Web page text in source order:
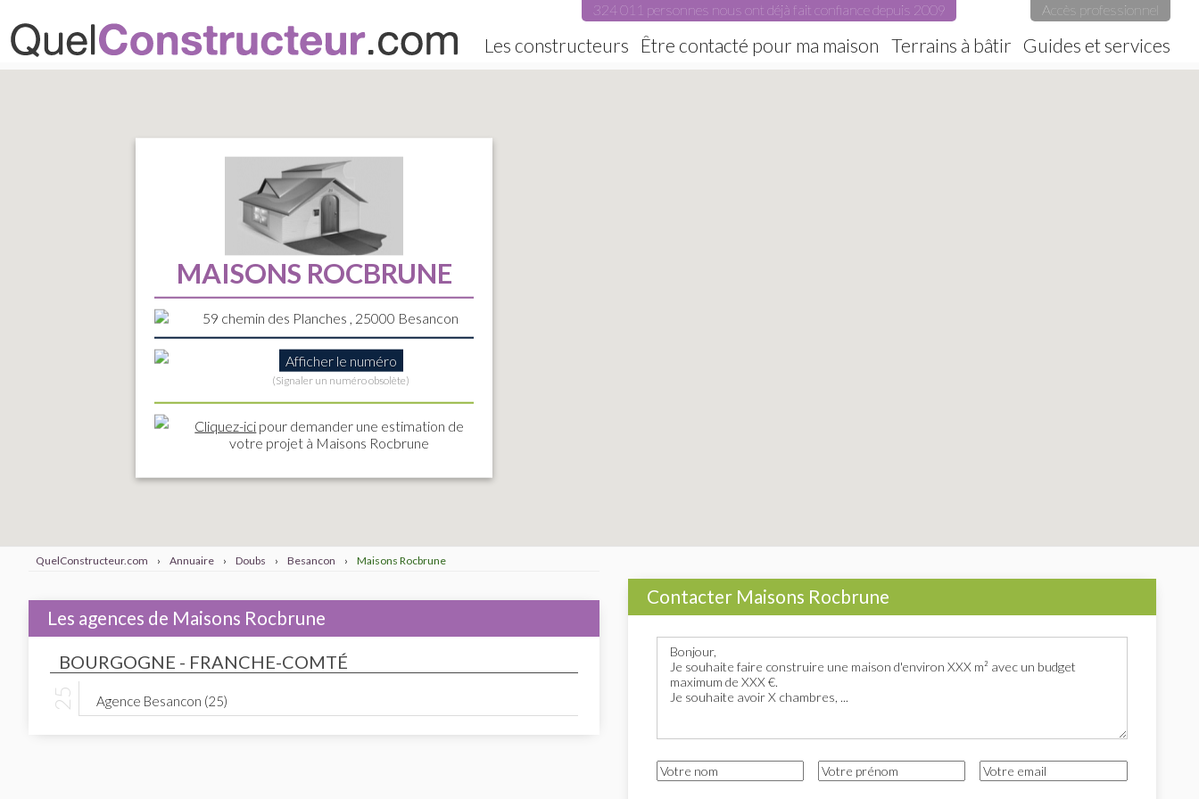
324 011 personnes nous ont déjà fait confiance depuis 2009 Accès professionnel
Les constructeurs Être contacté pour ma maison Terrains à bâtir Guides et services
MAISONS ROCBRUNE
59 chemin des Planches , 25000 Besancon
Afficher le numéro
(Signaler un numéro obsolète)
Cliquez-ici pour demander une estimation de
votre projet à Maisons Rocbrune
QuelConstructeur.com › Annuaire › Doubs › Besancon › Maisons Rocbrune
Les agences de Maisons Rocbrune
BOURGOGNE - FRANCHE-COMTÉ
Agence Besancon (25)
Contacter Maisons Rocbrune